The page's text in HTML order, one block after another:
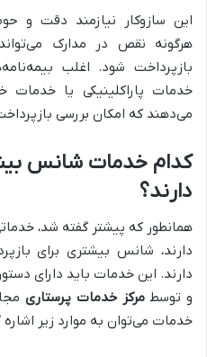
این سازوکار نیازمند دقت و
هرگونه نقص در مدارک
بازپرداخت شود. اغلب
خدمات پاراکلینیکی یا
می‌دهند که امکان بررسی
کدام خدمات شانس
دارند؟
همانطور که پیشتر گفته شد،
دارند، شانس بیشتری برای
دارند. این خدمات باید دارای
و توسطمرکز خدمات پرستاری
خدمات می‌توان به موارد زیر اشاره